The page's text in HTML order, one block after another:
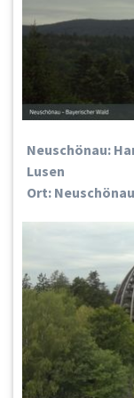
Neuschönau:
Lusen
Ort: Neuschönau